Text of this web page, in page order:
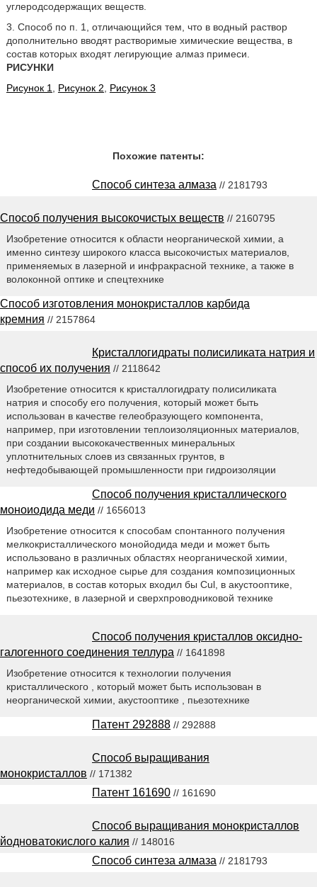
углеродсодержащих веществ.
3. Способ по п. 1, отличающийся тем, что в водный раствор
дополнительно вводят растворимые химические вещества, в
состав которых входят легирующие алмаз примеси.
РИСУНКИ
Рисунок 1, Рисунок 2, Рисунок 3
Похожие патенты:
Способ синтеза алмаза // 2181793
Способ получения высокочистых веществ // 2160795
Изобретение относится к области неорганической химии, а
именно синтезу широкого класса высокочистых материалов,
применяемых в лазерной и инфракрасной технике, а также в
волоконной оптике и спецтехнике
Способ изготовления монокристаллов карбида
кремния // 2157864
Кристаллогидраты полисиликата натрия и
способ их получения // 2118642
Изобретение относится к кристаллогидрату полисиликата
натрия и способу его получения, который может быть
использован в качестве гелеобразующего компонента,
например, при изготовлении теплоизоляционных материалов,
при создании высококачественных минеральных
уплотнительных слоев из связанных грунтов, в
нефтедобывающей промышленности при гидроизоляции
Способ получения кристаллического
моноиодида меди // 1656013
Изобретение относится к способам спонтанного получения
мелкокристаллического монойодида меди и может быть
использовано в различных областях неорганической химии,
например как исходное сырье для создания композиционных
материалов, в состав которых входил бы Cul, в акустооптике,
пьезотехнике, в лазерной и сверхпроводниковой технике
Способ получения кристаллов оксидно-
галогенного соединения теллура // 1641898
Изобретение относится к технологии получения
кристаллического , который может быть использован в
неорганической химии, акустооптике , пьезотехнике
Патент 292888 // 292888
Способ выращивания
монокристаллов // 171382
Патент 161690 // 161690
Способ выращивания монокристаллов
йодноватокислого калия // 148016
Способ синтеза алмаза // 2181793